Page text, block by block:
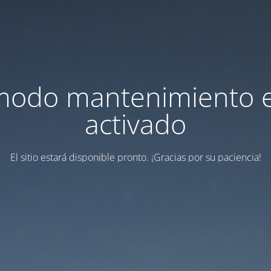
mantenimiento
activado
El sitio estará disponible pronto. ¡Gracias por su paciencia!